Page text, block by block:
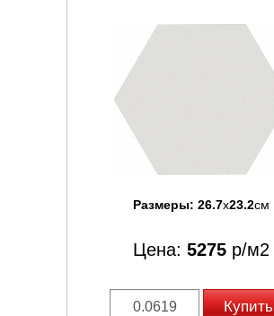
Размеры: 26.7x23.2см
Цена: 5275 р/м2
Купить